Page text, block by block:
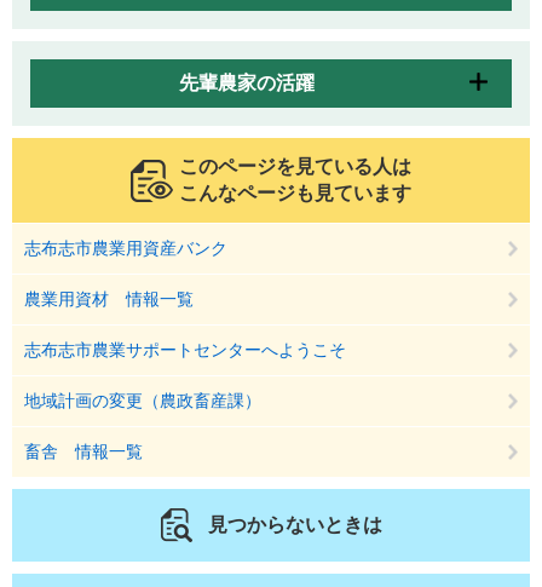
先輩農家の活躍
このページを見ている人は
こんなページも見ています
志布志市農業用資産バンク
農業用資材 情報一覧
志布志市農業サポートセンターへようこそ
地域計画の変更（農政畜産課）
畜舎 情報一覧
見つからないときは